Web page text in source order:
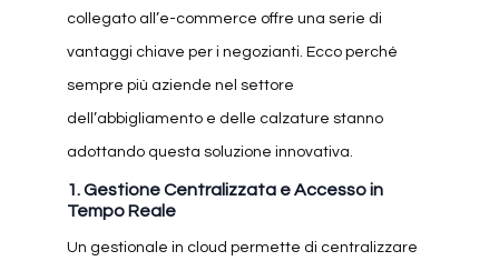
collegato all’e-commerce offre una serie di
vantaggi chiave per i negozianti. Ecco perché
sempre più aziende nel settore
dell’abbigliamento e delle calzature stanno
adottando questa soluzione innovativa.
1.Gestione Centralizzata e Accesso in
Tempo Reale
Un gestionale in cloud permette di centralizzare